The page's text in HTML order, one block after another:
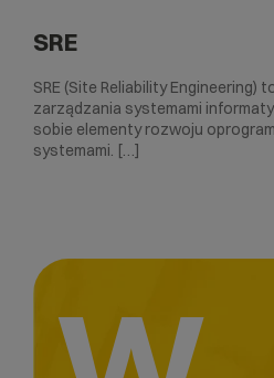
SRE
SRE (Site Reliability Engineering)
zarządzania systemami
sobie elementy rozwoju
systemami. […]